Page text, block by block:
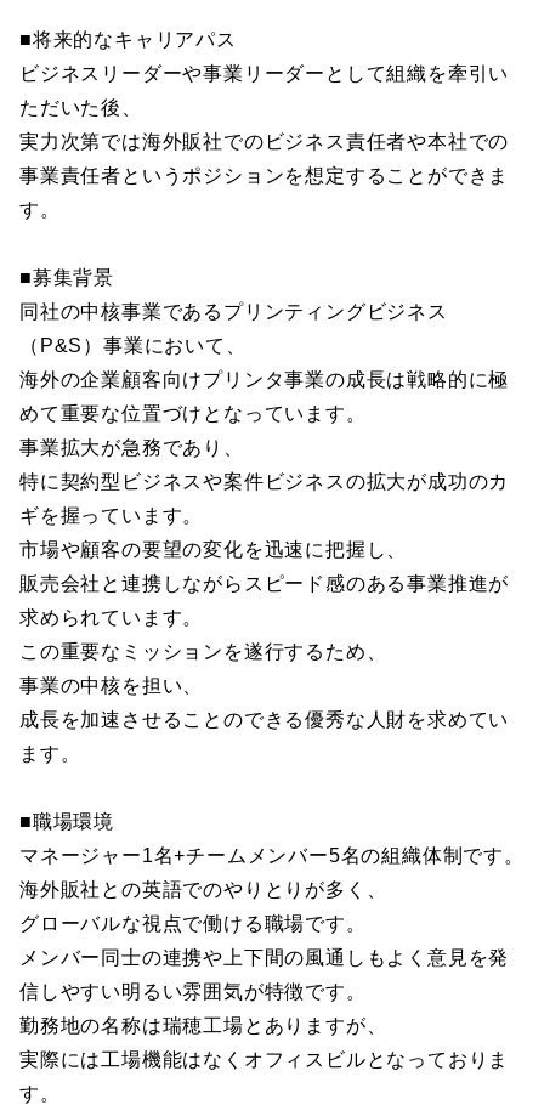
■将来的なキャリアパス
ビジネスリーダーや事業リーダーとして組織を牽引い
ただいた後、
実力次第では海外販社でのビジネス責任者や本社での
事業責任者というポジションを想定することができま
す。
■募集背景
同社の中核事業であるプリンティングビジネス
（P&S）事業において、
海外の企業顧客向けプリンタ事業の成長は戦略的に極
めて重要な位置づけとなっています。
事業拡大が急務であり、
特に契約型ビジネスや案件ビジネスの拡大が成功のカ
ギを握っています。
市場や顧客の要望の変化を迅速に把握し、
販売会社と連携しながらスピード感のある事業推進が
求められています。
この重要なミッションを遂行するため、
事業の中核を担い、
成長を加速させることのできる優秀な人財を求めてい
ます。
■職場環境
マネージャー1名+チームメンバー5名の組織体制です。
海外販社との英語でのやりとりが多く、
グローバルな視点で働ける職場です。
メンバー同士の連携や上下間の風通しもよく意見を発
信しやすい明るい雰囲気が特徴です。
勤務地の名称は瑞穂工場とありますが、
実際には工場機能はなくオフィスビルとなっておりま
す。